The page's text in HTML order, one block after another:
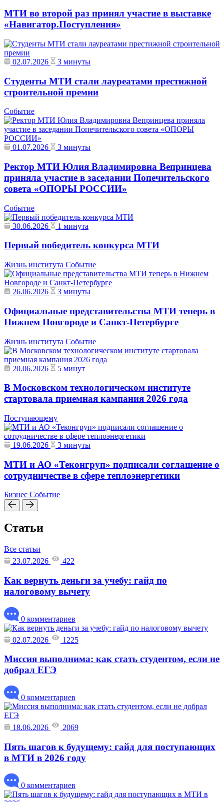
МТИ во второй раз принял участие в выставке
«Навигатор.Поступления»
02.07.2026 3 минуты
Студенты МТИ стали лауреатами престижной
строительной премии
Событие
01.07.2026 3 минуты
Ректор МТИ Юлия Владимировна Вепринцева
приняла участие в заседании Попечительского
совета «ОПОРЫ РОССИИ»
Событие
30.06.2026 1 минута
Первый победитель конкурса МТИ
Жизнь института Событие
26.06.2026 3 минуты
Официальные представительства МТИ теперь в
Нижнем Новгороде и Санкт-Петербурге
Жизнь института Событие
20.06.2026 5 минут
В Московском технологическом институте
стартовала приемная кампания 2026 года
Поступающему
19.06.2026 3 минуты
МТИ и АО «Теконгруп» подписали соглашение о
сотрудничестве в сфере теплоэнергетики
Бизнес Событие
Статьи
Все статьи
23.07.2026
422
Как вернуть деньги за учебу: гайд по
налоговому вычету
0 комментариев
02.07.2026 1225
Миссия выполнима: как стать студентом, если не
добрал ЕГЭ
0 комментариев
18.06.2026 2069
Пять шагов к будущему: гайд для поступающих
в МТИ в 2026 году
0 комментариев